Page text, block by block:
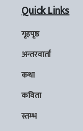
Quick Links
गृहपृष्ठ
अन्तरवार्ता
कथा
कविता
स्तम्भ